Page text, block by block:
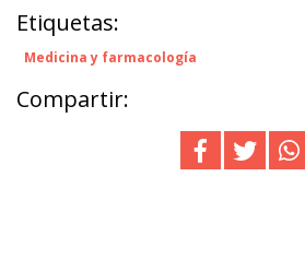
Etiquetas:
Medicina y farmacología
Compartir: